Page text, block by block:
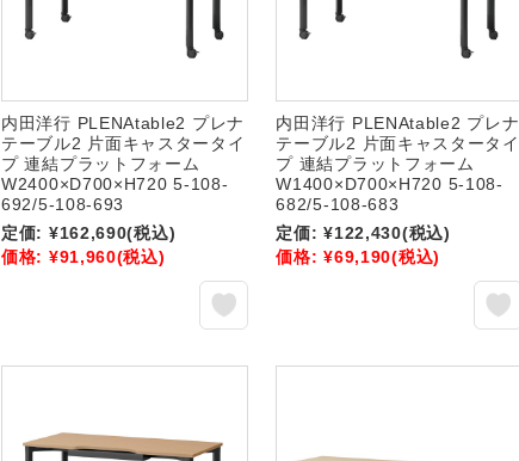
内田洋行 PLENAtable2 プレナ
テーブル2 片面キャスタータイ
プ 連結プラットフォーム
W2400×D700×H720 5-108-
692/5-108-693
定価: ¥162,690(税込)
価格: ¥91,960(税込)
内田洋行 PLENAtable2 プレナ
テーブル2 片面キャスタータイ
プ 連結プラットフォーム
W1400×D700×H720 5-108-
682/5-108-683
定価: ¥122,430(税込)
価格: ¥69,190(税込)